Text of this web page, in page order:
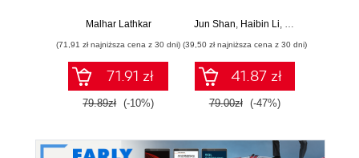
Malhar Lathkar
(71,91 zł najniższa cena z 30 dni)
71.91 zł
79.89zł (-10%)
wartościowe
zaawansowany
SQL na potrzeby
praktycznych
zastosowań.
Wydanie IV
Jun Shan, Haibin Li, Matt Goldwasser
(39,50 zł najniższa cena z 30 dni)
41.87 zł
79.00zł (-47%)